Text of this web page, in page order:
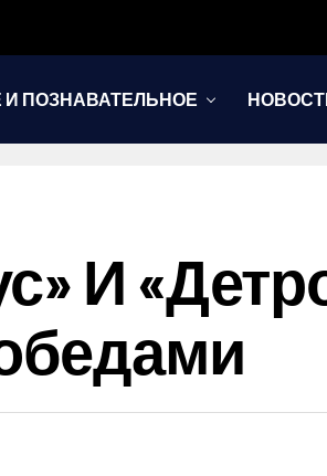
ПОЗНАВАТЕЛЬНОЕ
И